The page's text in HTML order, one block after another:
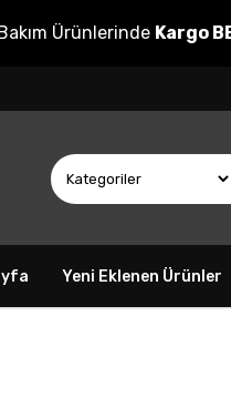
Ürünlerinde Kargo
Yeni Eklenen Ürünler